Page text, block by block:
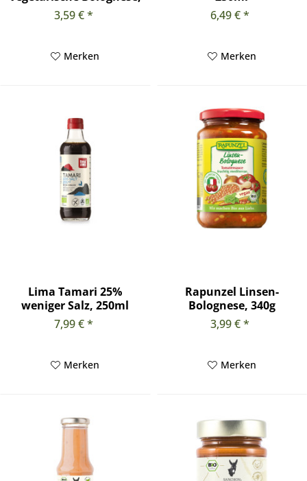
330g
3,59 € *
Merken
6,49 € *
Merken
Lima Tamari 25%
weniger Salz, 250ml
7,99 € *
Merken
Rapunzel Linsen-
Bolognese, 340g
3,99 € *
Merken